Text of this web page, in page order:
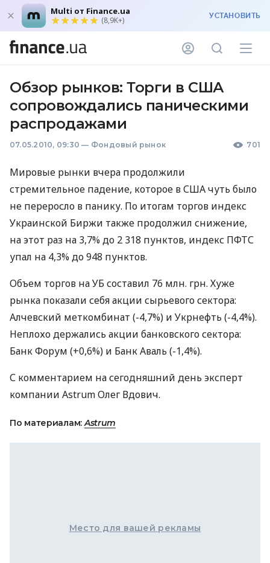
Multi от Finance.ua
(8,9K+) УСТАНОВИТЬ
Обзор рынков: Торги в США
сопровождались паническими
распродажами
07.05.2010, 09:30 — Фондовый рынок 701
Мировые рынки вчера продолжили
стремительное падение, которое в США чуть было
не переросло в панику. По итогам торгов индекс
Украинской Биржи также продолжил снижение,
на этот раз на 3,7% до 2 318 пунктов, индекс ПФТС
упал на 4,3% до 948 пунктов.
Объем торгов на УБ составил 76 млн. грн. Хуже
рынка показали себя акции сырьевого сектора:
Алчевский меткомбинат (-4,7%) и Укрнефть (-4,4%).
Неплохо держались акции банковского сектора:
Банк Форум (+0,6%) и Банк Аваль (-1,4%).
С комментарием на сегодняшний день эксперт
компании Astrum Олег Вдович.
По материалам:Astrum
Место для вашей рекламы